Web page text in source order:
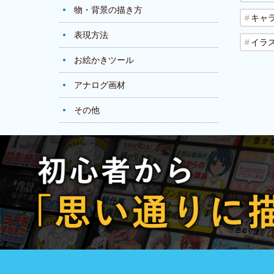
物・背景の描き方
表現方法
お絵かきツール
アナログ画材
その他
キャ
イラ